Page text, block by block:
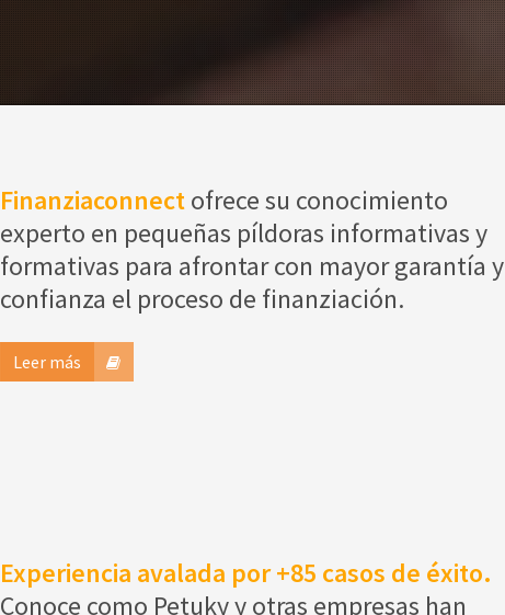
Finanziaconnectofrece su conocimiento
experto en pequeñas píldoras informativas y
formativas para afrontar con mayor garantía y
confianza el proceso de finanziación.
Leer más
Experiencia avalada por +85 casos de éxito.
Conoce como Petuky y otras empresas han